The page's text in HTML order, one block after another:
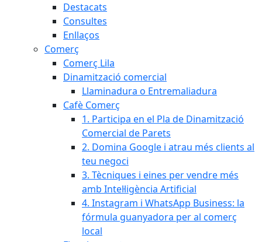
Destacats
Consultes
Enllaços
Comerç
Comerç Lila
Dinamització comercial
Llaminadura o Entremaliadura
Cafè Comerç
1. Participa en el Pla de Dinamització
Comercial de Parets
2. Domina Google i atrau més clients al
teu negoci
3. Tècniques i eines per vendre més
amb Intel·ligència Artificial
4. Instagram i WhatsApp Business: la
fórmula guanyadora per al comerç
local